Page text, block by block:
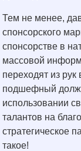
Тем не менее,
спонсорского
спонсорстве в
массовой
переходят из рук
подшефный
использовании
талантов на
стратегическое
такое!